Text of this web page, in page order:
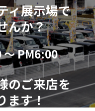
ィ展示場で
んか？
PM6:00
のご来店を
ます！